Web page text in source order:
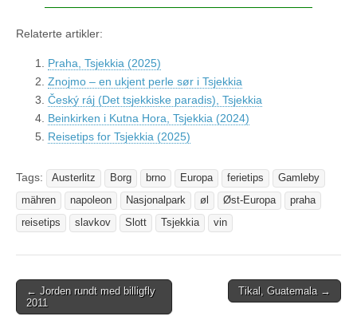
Relaterte artikler:
Praha, Tsjekkia (2025)
Znojmo – en ukjent perle sør i Tsjekkia
Český ráj (Det tsjekkiske paradis), Tsjekkia
Beinkirken i Kutna Hora, Tsjekkia (2024)
Reisetips for Tsjekkia (2025)
Tags: Austerlitz Borg brno Europa ferietips
Gamleby
mähren
napoleon Nasjonalpark øl Øst-Europa
praha
reisetips
slavkov Slott Tsjekkia vin
Post navigation
← Jorden rundt med billigfly
2011
Tikal, Guatemala →